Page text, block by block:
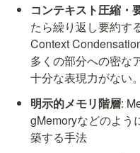
コンテキスト圧縮・
たら繰り返し要約す
Context
多くの部分への密な
十分な表現力がない。
明示的メモリ階層:
gMemoryなどのよう
築する手法